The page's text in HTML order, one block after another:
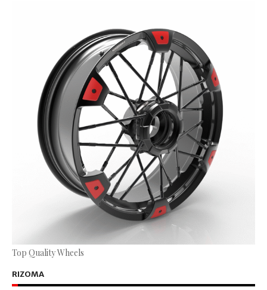
Top Quality Wheels
RIZOMA